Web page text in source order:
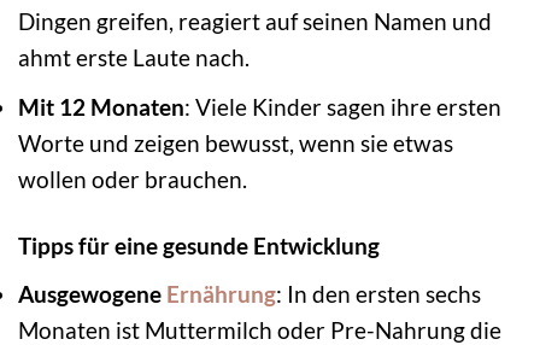
Dingen greifen, reagiert auf seinen Namen und
ahmt erste Laute nach.
Mit 12 Monaten: Viele Kinder sagen ihre ersten
Worte und zeigen bewusst, wenn sie etwas
wollen oder brauchen.
Tipps für eine gesunde Entwicklung
Ausgewogene Ernährung: In den ersten sechs
Monaten ist Muttermilch oder Pre-Nahrung die